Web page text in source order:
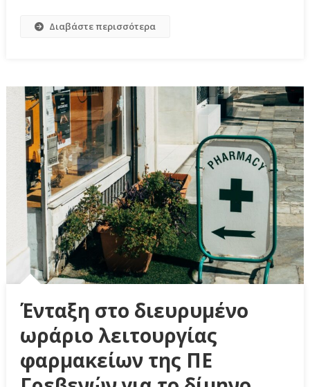
Διαβάστε περισσότερα
Ένταξη στο διευρυμένο
ωράριο λειτουργίας
φαρμακείων της ΠE